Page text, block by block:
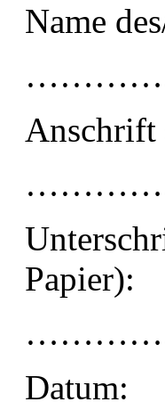
Name
Anschrift
Papier):
Datum: